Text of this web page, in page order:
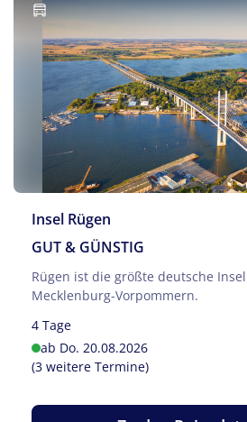
Insel Rügen
GUT & GÜNSTIG
Rügen ist die größte deutsche
Mecklenburg-Vorpommern.
4 Tage
ab Do. 20.08.2026
(3 weitere Termine)